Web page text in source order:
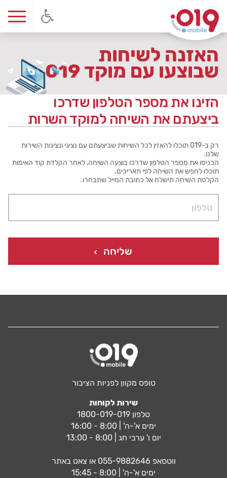
האזנה לשיחות
שבוצעו עם מוקד 019
ביצעתם את השיחה למוקד השרות
רק ב-019 תוכלו להאזין לכל השיחות שביצעתם עם נציגי ונציגות השירות
שלנו.
הכניסו את מספר הטלפון שדרכו בוצעה השיחה, לאחר הקלדת קוד האימות
תוכלו לחפש את השיחה לפי תאריכים.
הקלטת השיחה תישלח אל כתובת המייל שתבחרו.
שליחה
טופס מקוון לפניות הציבור
שירות לקוחות
טלפון 1800-019-019
ימים א'-ה' | 8:00 - 16:00
יום ו' ערבי חג | 8:00 - 13:00
ווטסאפ 055-9882646 או צאט באתר
ימים א'-ה' | 8:00 - 15:45